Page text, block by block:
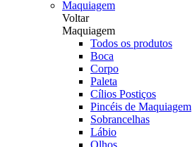
Maquiagem
Voltar
Maquiagem
Todos os produtos
Boca
Corpo
Paleta
Cílios Postiços
Pincéis de Maquiagem
Sobrancelhas
Lábio
Olhos